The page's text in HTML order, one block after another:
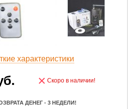
характеристики
× Скоро в наличии!
ДЕНЕГ - 3 НЕДЕЛИ!